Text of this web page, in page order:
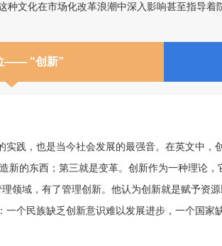
种文化在市场化改革浪潮中深入影响甚至指导着
—— “创新”
，也是当今社会发展的最强音。在英文中，
新的东西；第三就是变革。创新作为一种理论
领域，有了管理创新。他认为创新就是赋予资源
民族缺乏创新意识难以发展进步，一个国家